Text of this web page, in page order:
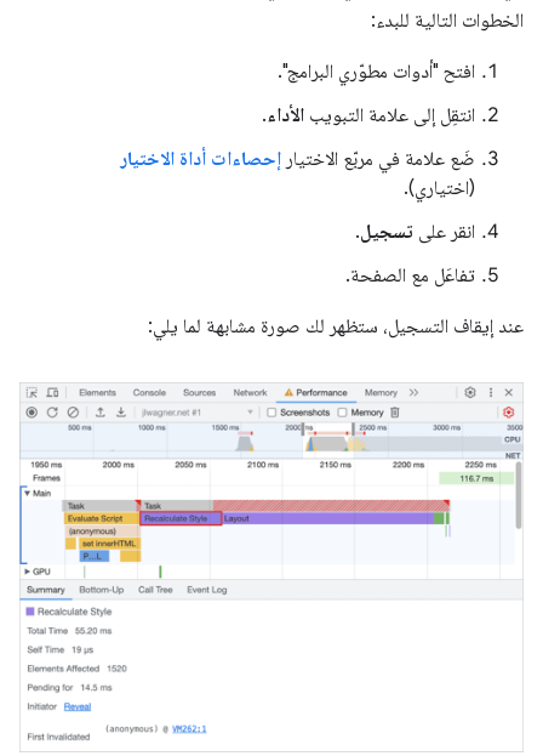
الخطوات التالية للبدء:
افتح "أدوات مطوّري البرامج".
انتقِل إلى علامة التبويب الأداء.
ضَع علامة في مربّع الاختيار إحصاءات أداة الاختيار
(اختياري).
انقر على تسجيل.
تفاعَل مع الصفحة.
عند إيقاف التسجيل، ستظهر لك صورة مشابهة لما يلي: